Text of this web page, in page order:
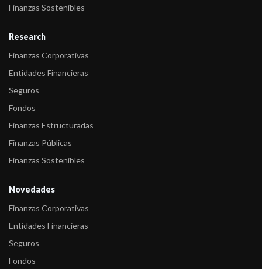
sobre las ...
FIX (afiliada de Fitch Ratings) sube la calificación de Largo Plazo
- FIX asigna calificación a las Obligaciones Negociables a ser
-FIX asigna calificación a los Títulos de Deuda a ser emitidos por
Banco de ...
Finanzas Sostenibles
Research
Finanzas Corporativas
Entidades Financieras
Seguros
Fondos
Finanzas Estructuradas
Finanzas Públicas
Finanzas Sostenibles
Novedades
Finanzas Corporativas
Entidades Financieras
Seguros
Fondos